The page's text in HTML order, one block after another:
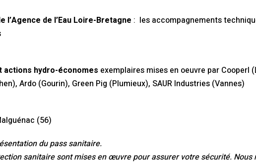
l’Agence de l’Eau Loire-Bretagne : les accompagnements
actions hydro-économes exemplaires mises en oeuvre par Cooperl
Ardo (Gourin), Green Pig (Plumieux), SAUR Industries (Vannes)
(56)
du pass sanitaire.
sanitaire sont mises en œuvre pour assurer votre sécurité.